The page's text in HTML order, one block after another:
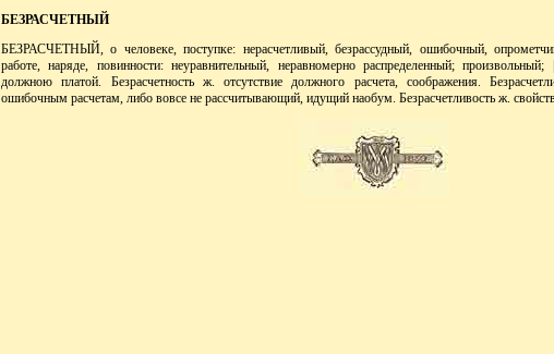
БЕЗРАСЧЕТНЫЙ
БЕЗРАСЧЕТНЫЙ, о человеке, поступке: нерасчетливый, безрассудный, ошибочный,
работе, наряде, повинности: неуравнительный, неравномерно распределенный;
должною платой. Безрасчетность ж. отсутствие должного расчета, соображения.
ошибочным расчетам, либо вовсе не рассчитывающий, идущий наобум. Безрасчетливость ж.